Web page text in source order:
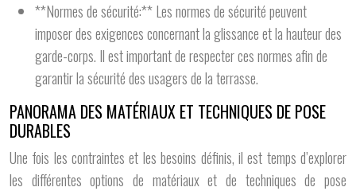
**Normes de sécurité:** Les normes de sécurité peuvent
imposer des exigences concernant la glissance et la hauteur des
garde-corps. Il est important de respecter ces normes afin de
garantir la sécurité des usagers de la terrasse.
PANORAMA DES MATÉRIAUX ET TECHNIQUES DE POSE
DURABLES
Une fois les contraintes et les besoins définis, il est temps d’explorer
les différentes options de matériaux et de techniques de pose